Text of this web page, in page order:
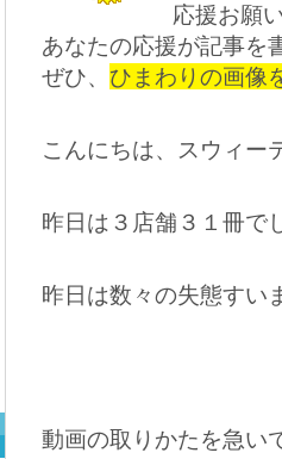
応援お願
あなたの応援が記事を
ぜひ、 ひまわりの画
こんにちは、スウィー
昨日は３店舗３１冊で
昨日は数々の失態すい
動画の取りかたを急い